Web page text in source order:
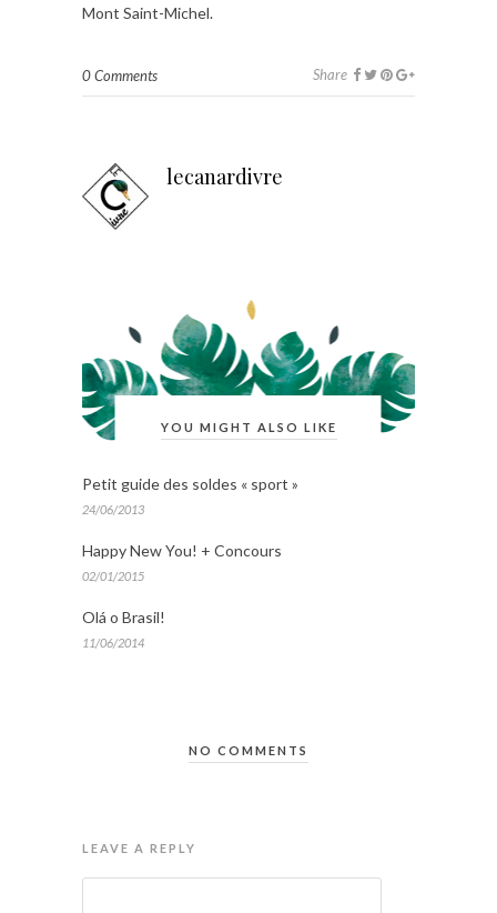
Mont Saint-Michel.
0 Comments Share
lecanardivre
YOU MIGHT ALSO LIKE
Petit guide des soldes « sport »
24/06/2013
Happy New You! + Concours
02/01/2015
Olá o Brasil!
11/06/2014
NO COMMENTS
LEAVE A REPLY